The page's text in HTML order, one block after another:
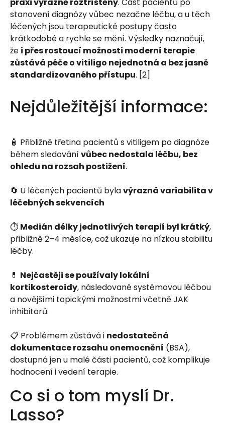
stanovení diagnózy vůbec nezačne léčbu, a u těch
léčených jsou terapeutické postupy často
krátkodobé a rychle se mění. Výsledky naznačují,
že i přes rostoucí možnosti moderní terapie
zůstává péče o vitiligo nejednotná a bez jasně
standardizovaného přístupu. [2]
Nejdůležitější informace:
🧴 Přibližně třetina pacientů s vitiligem po diagnóze
během sledovánívůbec nedostala léčbu, bez
ohledu na rozsah postižení.
🔄 U léčených pacientů bylavýrazná variabilita v
léčebných sekvencích
⏱️ Medián délky jednotlivých terapií byl krátký,
přibližně 2–4 měsíce, což ukazuje na nízkou stabilitu
léčby.
💊 Nejčastěji se používaly lokální
kortikosteroidy, následované systémovou léčbou
a novějšími topickými možnostmi včetně JAK
inhibitorů.
📋 Problémem zůstává i nedostatečná
dokumentace rozsahu onemocnění (BSA),
dostupná jen u malé části pacientů, což komplikuje
hodnocení i vedení terapie.
Co si o tom myslí Dr.
Lasso?